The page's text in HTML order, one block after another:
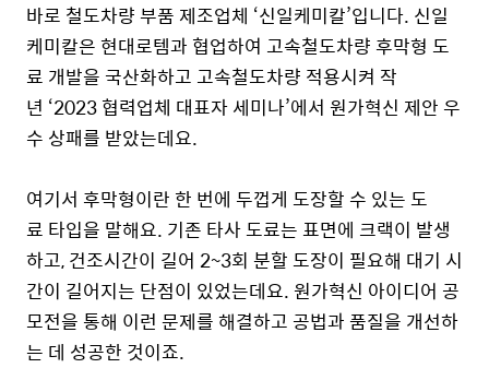
바로 철도차량 부품 제조업체 ‘신일케미칼’입니다. 신일
케미칼은 현대로템과 협업하여 고속철도차량 후막형 도
료 개발을 국산화하고 고속철도차량 적용시켜 작
년 ‘2023 협력업체 대표자 세미나’에서 원가혁신 제안 우
수 상패를 받았는데요.
여기서 후막형이란 한 번에 두껍게 도장할 수 있는 도
료 타입을 말해요. 기존 타사 도료는 표면에 크랙이 발생
하고, 건조시간이 길어 2~3회 분할 도장이 필요해 대기 시
간이 길어지는 단점이 있었는데요. 원가혁신 아이디어 공
모전을 통해 이런 문제를 해결하고 공법과 품질을 개선하
는 데 성공한 것이죠.